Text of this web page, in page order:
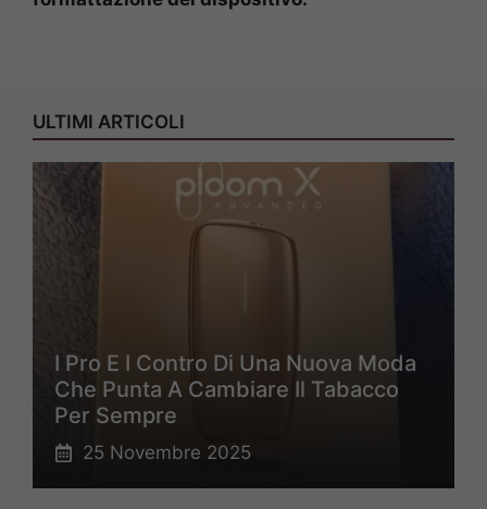
ULTIMI ARTICOLI
I Pro E I Contro Di Una Nuova Moda
Che Punta A Cambiare Il Tabacco
Per Sempre
25 Novembre 2025